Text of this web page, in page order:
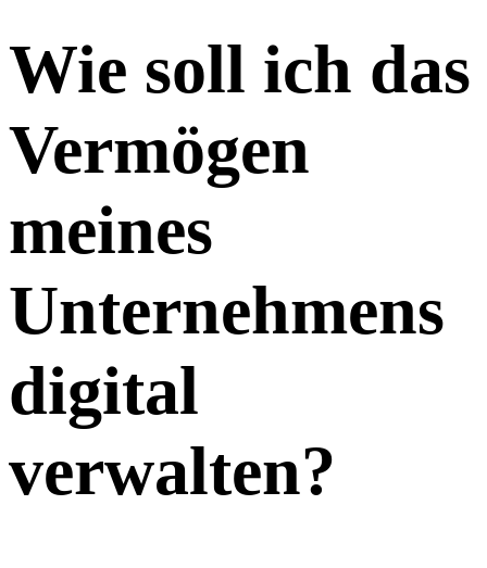
Wie soll ich das
Vermögen
meines
Unternehmens
digital
verwalten?